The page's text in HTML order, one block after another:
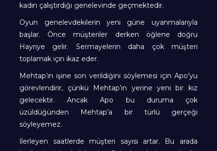
kadın çalıştırdığı genelevinde geçmektedir.
Oyun genelevdekilerin yeni güne uyanmalarıyla
başlar. Önce müşteriler derken öğlene doğru
Hayriye gelir. Sermayelerin daha çok müşteri
toplamak için ikaz eder.
Mehtap’ın işine son verildiğini söylemesi için Apo’yu
görevlendirir, çünkü Mehtap’ın yerine yeni bir kız
gelecektir. Ancak Apo bu duruma çok
üzüldüğünden Mehtap’a bir türlü gerçeği
söyleyemez.
İlerleyen saatlerde müşteri sayısı artar. Bu arada